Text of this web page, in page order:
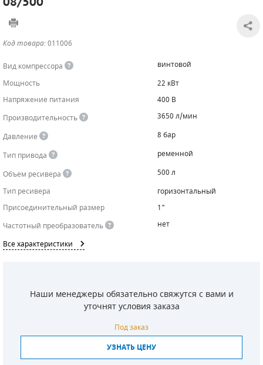
Код товара:011006
Вид компрессора
винтовой
Мощность
22 кВт
Напряжение питания
400 В
Производительность
3650 л/мин
Давление
8 бар
Тип привода
ременной
Объем ресивера
500 л
Тип ресивера
горизонтальный
Присоединительный размер
1"
Частотный преобразователь
нет
Все характеристики
Наши менеджеры обязательно свяжутся с вами и
уточнят условия заказа
Под заказ
УЗНАТЬ ЦЕНУ
САДОВАЯ ТЕХНИКА
ЧИЛЛЕРЫ
КАНАЛИЗАЦИОННЫЕ НАСОСЫ
БЕНЗИНОВЫЕ МОТОПОМПЫ
ТАЛИ И ТЕЛЬФЕРЫ
ОСВЕТИТЕЛЬНЫЕ МАЧТЫ
КОНТРОЛЛЕРЫ (БЛОКИ УПРАВЛЕНИЯ)
ПРЕДОХРАНИТЕЛЬНЫЕ КЛАПАНЫ
ОБРАТНЫЕ КЛАПАНЫ
РЕЛЕ ДАВЛЕНИЯ ДЛЯ ДЛЯ КОМПРЕССОРОВ
ДАТЧИКИ
РУКАВА ВЫСОКОГО ДАВЛЕНИЯ (РВД)
ЗАПЧАСТИ ДЛЯ ВИНТОВЫХ КОМПРЕССОРОВ
ФИЛЬТРОВ